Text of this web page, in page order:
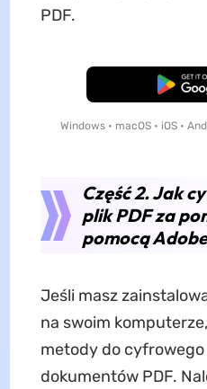
PDF.
Pobierz
Windows • macOS • iOS •
Część 2. Jak
plik PDF za
pomocą
Jeśli masz
na swoim
metody do
dokumentów PDF.